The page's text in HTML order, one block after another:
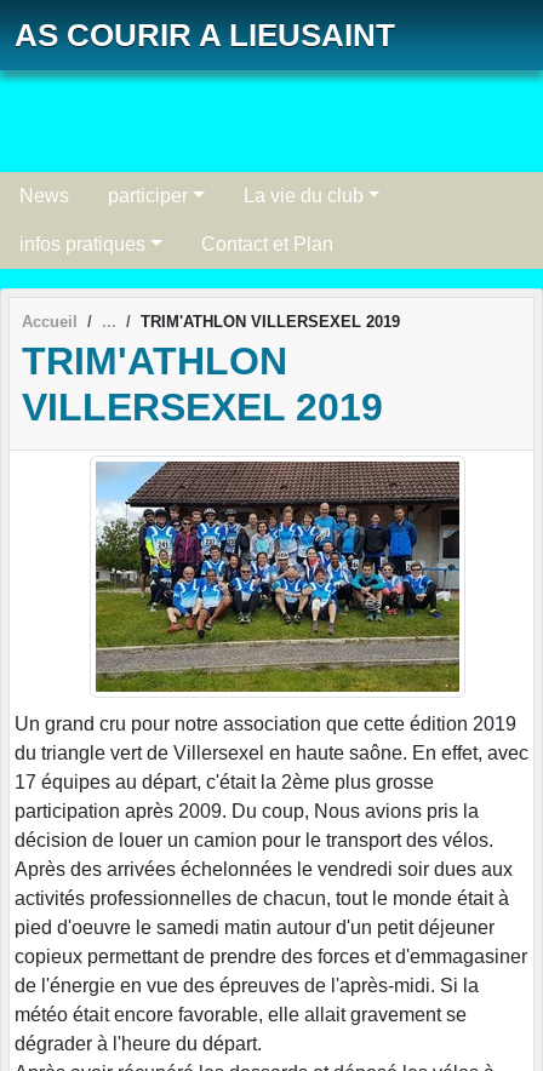
AS COURIR A LIEUSAINT
News participer La vie du club
infos pratiques Contact et Plan
Accueil TRIM'ATHLON VILLERSEXEL 2019
TRIM'ATHLON
VILLERSEXEL 2019
Un grand cru pour notre association que cette édition 2019
du triangle vert de Villersexel en haute saône. En effet, avec
17 équipes au départ, c'était la 2ème plus grosse
participation après 2009. Du coup, Nous avions pris la
décision de louer un camion pour le transport des vélos.
Après des arrivées échelonnées le vendredi soir dues aux
activités professionnelles de chacun, tout le monde était à
pied d'oeuvre le samedi matin autour d'un petit déjeuner
copieux permettant de prendre des forces et d'emmagasiner
de l'énergie en vue des épreuves de l'après-midi. Si la
météo était encore favorable, elle allait gravement se
dégrader à l'heure du départ.